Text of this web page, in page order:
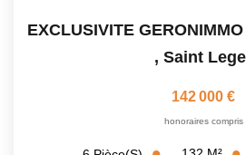
, Saint
142 000 €
honoraires compris